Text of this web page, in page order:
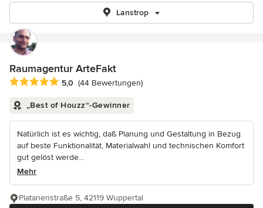
Lanstrop
Raumagentur ArteFakt
Durchschnittliche Bewertung: 5 von 5 Sternen
5,0 (44 Bewertungen)
„Best of Houzz“-Gewinner
Natürlich ist es wichtig, daß Planung und Gestaltung in Bezug
auf beste Funktionalität, Materialwahl und technischen Komfort
gut gelöst werde...
Mehr
Platanenstraße 5, 42119 Wuppertal